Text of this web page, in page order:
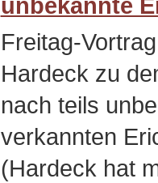
Freitag-
Hardeck zu
nach teils
verkannten
(Hardeck hat